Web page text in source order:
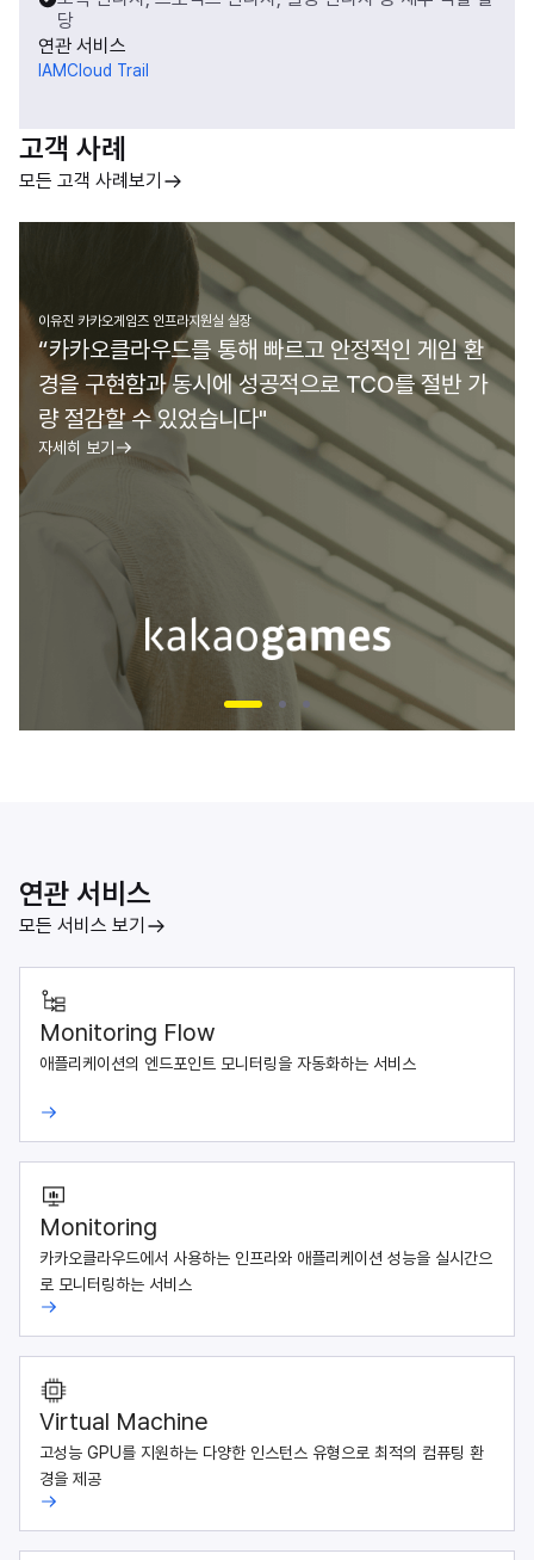
당
연관 서비스
IAMCloud Trail
고객 사례
모든 고객 사례보기
이유진 카카오게임즈 인프라지원실 실장
“카카오클라우드를 통해 빠르고 안정적인 게임 환
경을 구현함과 동시에 성공적으로 TCO를 절반 가
량 절감할 수 있었습니다"
자세히 보기
연관 서비스
모든 서비스 보기
Monitoring Flow
애플리케이션의 엔드포인트 모니터링을 자동화하는 서비스
Monitoring
카카오클라우드에서 사용하는 인프라와 애플리케이션 성능을 실시간으
로 모니터링하는 서비스
Virtual Machine
고성능 GPU를 지원하는 다양한 인스턴스 유형으로 최적의 컴퓨팅 환
경을 제공